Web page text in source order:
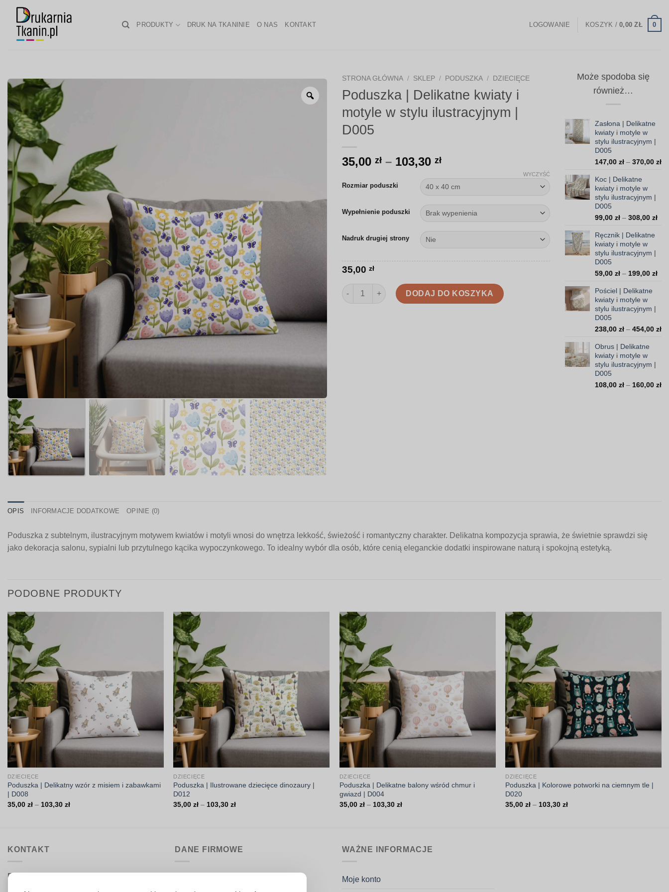
content
PRODUKTY DRUK NA TKANINIE O NAS KONTAKT LOGOWANIE KOSZYK /0,00ZŁ 0
Zoom
STRONA GŁÓWNA / SKLEP / PODUSZKA / DZIECIĘCE
Poduszka | Delikatne kwiaty i
motyle w stylu ilustracyjnym |
D005
35,00 zł – 103,30 złZakres
od
35,00 zł
do
103,30 zł
Rozmiar poduszki
Wypełnienie poduszki
Nadruk drugiej strony
WYCZYŚĆ
35,00 zł
ilość Poduszka | Delikatne kwiaty i motyle w stylu ilustracyjnym | D005
DODAJ DO KOSZYKA
Może spodoba się
również…
Zasłona | Delikatne
kwiaty i motyle w
stylu ilustracyjnym |
D005
147,00 zł – 370,00 zł
Koc | Delikatne
kwiaty i motyle w
stylu ilustracyjnym |
D005
99,00 zł – 308,00 zł
Ręcznik | Delikatne
kwiaty i motyle w
stylu ilustracyjnym |
D005
59,00 zł – 199,00 zł
Pościel | Delikatne
kwiaty i motyle w
stylu ilustracyjnym |
D005
238,00 zł – 454,00 zł
Obrus | Delikatne
kwiaty i motyle w
stylu ilustracyjnym |
D005
108,00 zł – 160,00 zł
OPIS INFORMACJE DODATKOWE OPINIE (0)
Poduszka z subtelnym, ilustracyjnym motywem kwiatów i motyli wnosi do wnętrza lekkość, świeżość i romantyczny charakter. Delikatna kompozycja sprawia, że świetnie sprawdzi się
jako dekoracja salonu, sypialni lub przytulnego kącika wypoczynkowego. To idealny wybór dla osób, które cenią eleganckie dodatki inspirowane naturą i spokojną estetyką.
PODOBNE PRODUKTY
DZIECIĘCE
Poduszka | Delikatny wzór z misiem i zabawkami
| D008
35,00 zł – 103,30 złZakres
DZIECIĘCE
Poduszka | Ilustrowane dziecięce dinozaury |
D012
35,00zł – 103,30złZakres
DZIECIĘCE
Poduszka | Delikatne balony wśród chmur i
gwiazd | D004
35,00 zł – 103,30 złZakres
DZIECIĘCE
Poduszka | Kolorowe potworki na ciemnym tle |
D020
35,00zł – 103,30złZakres
KONTAKT
Biuro obsługi:
DANE FIRMOWE WAŻNE INFORMACJE
Moje konto